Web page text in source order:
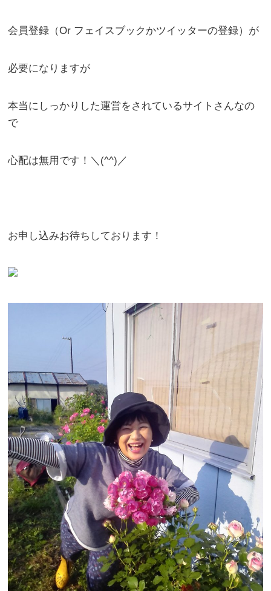
会員登録（Or フェイスブックかツイッターの登録）が
必要になりますが
本当にしっかりした運営をされているサイトさんなの
で
心配は無用です！＼(^^)／
お申し込みお待ちしております！